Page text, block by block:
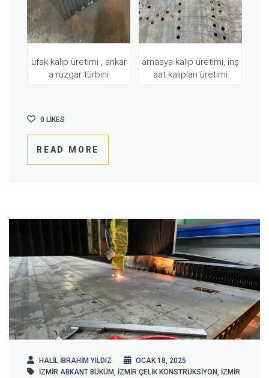
ufak kalıp üretimi , ankar
a rüzgar türbini
amasya kalıp üretimi, inş
aat kalıpları üretimi
READ MORE
0 LIKES
HALIL IBRAHIM YILDIZ
OCAK 18, 2025
İZMİR ABKANT BÜKÜM, İZMİR ÇELIK KONSTRÜKSIYON, İZMİR